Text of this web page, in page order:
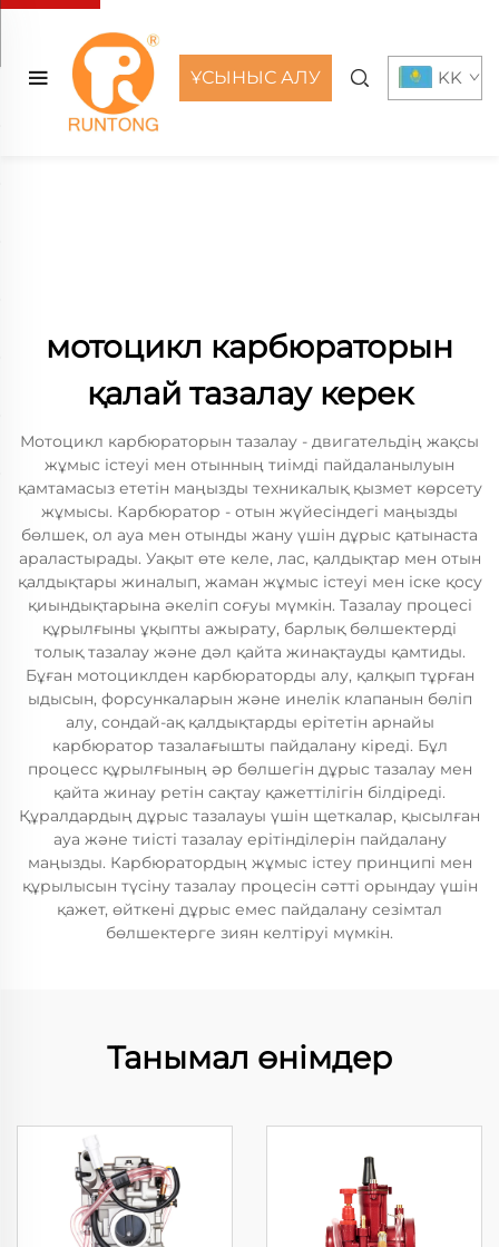
ҰСЫНЫС АЛУ KK
мотоцикл карбюраторын
қалай тазалау керек
Мотоцикл карбюраторын тазалау - двигательдің жақсы
жұмыс істеуі мен отынның тиімді пайдаланылуын
қамтамасыз ететін маңызды техникалық қызмет көрсету
жұмысы. Карбюратор - отын жүйесіндегі маңызды
бөлшек, ол ауа мен отынды жану үшін дұрыс қатынаста
араластырады. Уақыт өте келе, лас, қалдықтар мен отын
қалдықтары жиналып, жаман жұмыс істеуі мен іске қосу
қиындықтарына әкеліп соғуы мүмкін. Тазалау процесі
құрылғыны ұқыпты ажырату, барлық бөлшектерді
толық тазалау және дәл қайта жинақтауды қамтиды.
Бұған мотоциклден карбюраторды алу, қалқып тұрған
ыдысын, форсункаларын және инелік клапанын бөліп
алу, сондай-ақ қалдықтарды ерітетін арнайы
карбюратор тазалағышты пайдалану кіреді. Бұл
процесс құрылғының әр бөлшегін дұрыс тазалау мен
қайта жинау ретін сақтау қажеттілігін білдіреді.
Құралдардың дұрыс тазалауы үшін щеткалар, қысылған
ауа және тиісті тазалау ерітінділерін пайдалану
маңызды. Карбюратордың жұмыс істеу принципі мен
құрылысын түсіну тазалау процесін сәтті орындау үшін
қажет, өйткені дұрыс емес пайдалану сезімтал
бөлшектерге зиян келтіруі мүмкін.
Танымал өнімдер